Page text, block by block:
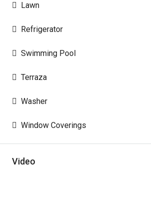
Lawn
Refrigerator
Swimming Pool
Terraza
Washer
Window Coverings
Video